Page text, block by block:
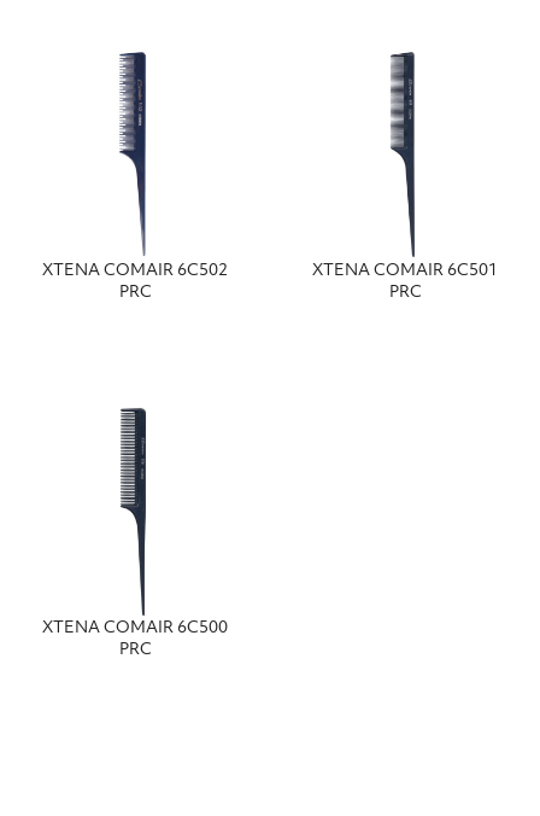
ΧΤΕΝΑ COMAIR 6C502
PRC
ΧΤΕΝΑ COMAIR 6C501
PRC
ΧΤΕΝΑ COMAIR 6C500
PRC